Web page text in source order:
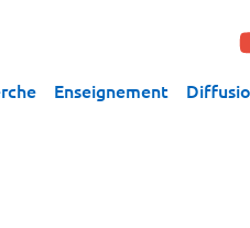
Enseignement